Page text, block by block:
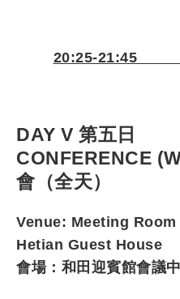
20:25-21:45
DAY V 第五日
CONFERENCE
會（全天）
Venue: Meeting
Hetian Guest House
會場：和田迎賓館會議